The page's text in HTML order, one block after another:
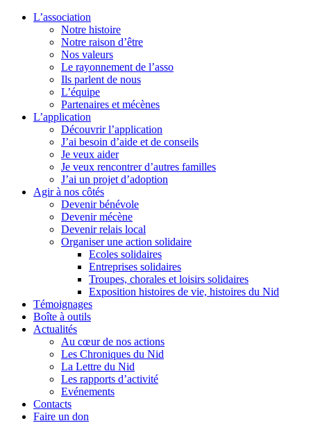
L’association
Notre histoire
Notre raison d’être
Nos valeurs
Le rayonnement de l’asso
Ils parlent de nous
L’équipe
Partenaires et mécènes
L’application
Découvrir l’application
J’ai besoin d’aide et de conseils
Je veux aider
Je veux rencontrer d’autres familles
J’ai un projet d’adoption
Agir à nos côtés
Devenir bénévole
Devenir mécène
Devenir relais local
Organiser une action solidaire
Ecoles solidaires
Entreprises solidaires
Troupes, chorales et loisirs solidaires
Exposition histoires de vie, histoires du Nid
Témoignages
Boîte à outils
Actualités
Au cœur de nos actions
Les Chroniques du Nid
La Lettre du Nid
Les rapports d’activité
Evénements
Contacts
Faire un don